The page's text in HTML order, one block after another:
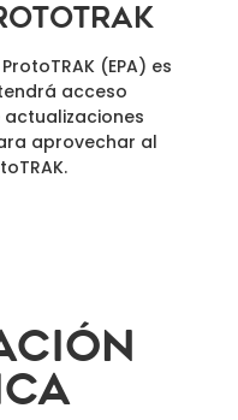
(EPA) es
acceso
aprovechar al